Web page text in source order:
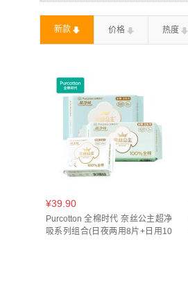
新款 价格 热度
¥39.90
Purcotton 全棉时代 奈丝公主超净
吸系列组合(日夜两用8片+日用10